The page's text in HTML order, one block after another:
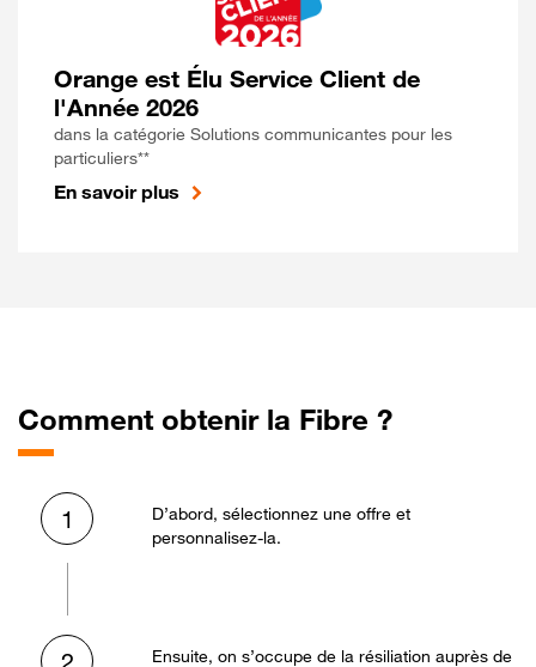
Orange est Élu Service Client de
l'Année 2026
dans la catégorie Solutions communicantes pour les
particuliers**
En savoir plus
Comment obtenir la Fibre ?
1
D’abord, sélectionnez une offre et
personnalisez-la.
Ensuite, on s’occupe de la résiliation auprès de